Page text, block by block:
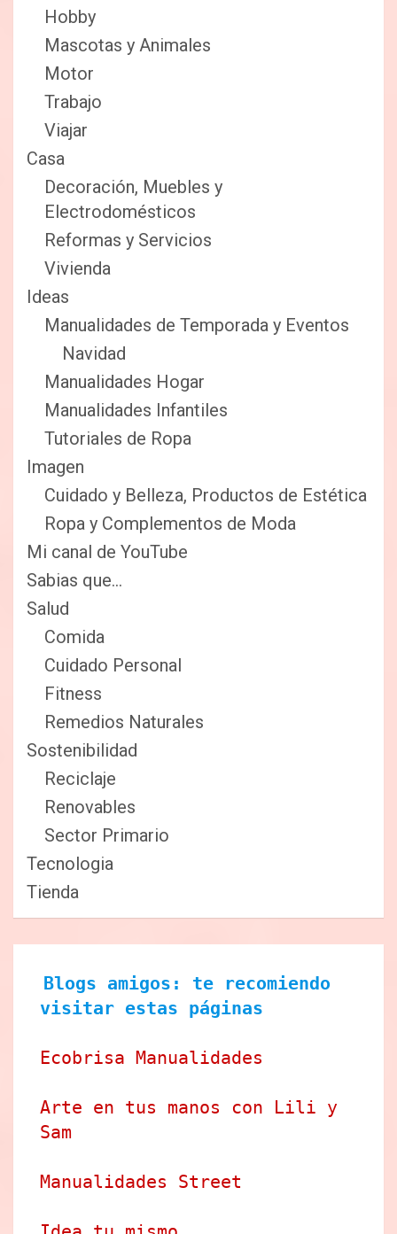
Hobby
Mascotas y Animales
Motor
Trabajo
Viajar
Casa
Decoración, Muebles y
Electrodomésticos
Reformas y Servicios
Vivienda
Ideas
Manualidades de Temporada y Eventos
Navidad
Manualidades Hogar
Manualidades Infantiles
Tutoriales de Ropa
Imagen
Cuidado y Belleza, Productos de Estética
Ropa y Complementos de Moda
Mi canal de YouTube
Sabias que…
Salud
Comida
Cuidado Personal
Fitness
Remedios Naturales
Sostenibilidad
Reciclaje
Renovables
Sector Primario
Tecnologia
Tienda
Blogs amigos: te recomiendo
visitar estas páginas
Ecobrisa Manualidades
Arte en tus manos con Lili y
Sam
Manualidades Street